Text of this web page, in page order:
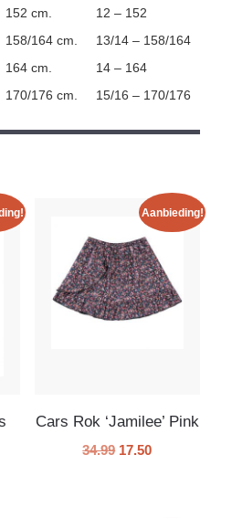
152 cm.
12 – 152
158/164 cm.
13/14 – 158/164
164 cm.
14 – 164
170/176 cm. 15/16 – 170/176
Aanbieding!
Cars Rok ‘Jamilee’ Pink
34.99 17.50